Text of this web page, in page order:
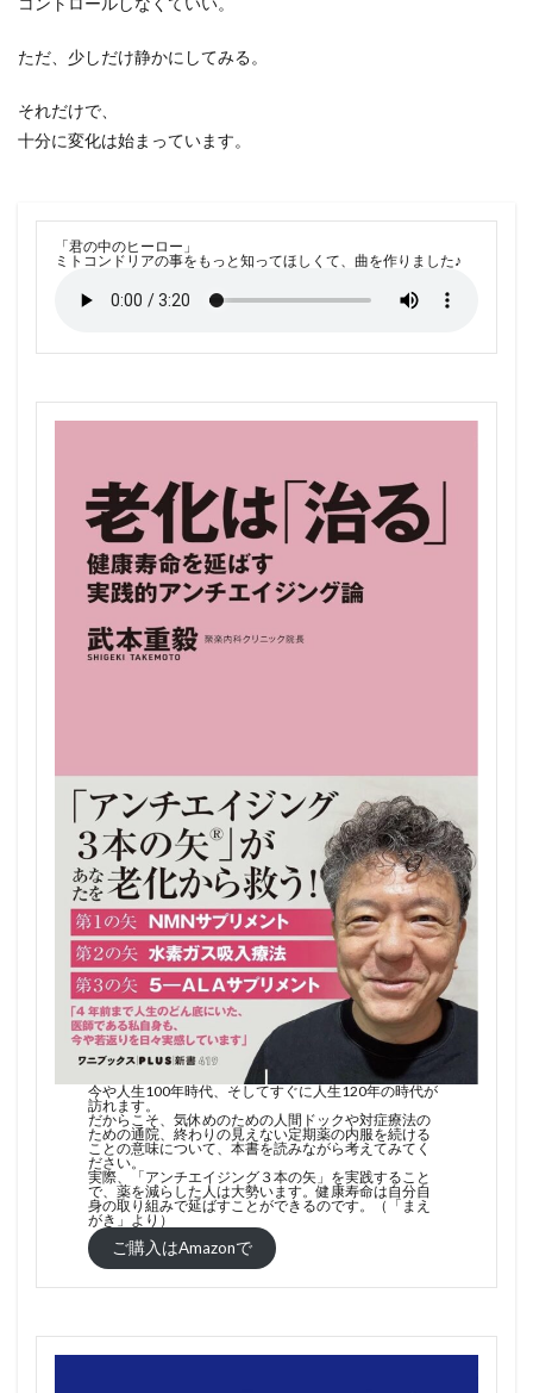
ただ、少しだけ静かにしてみる。
それだけで、
十分に変化は始まっています。
「君の中のヒーロー」
ミトコンドリアの事をもっと知ってほしくて、曲を作りました♪
今や人生100年時代、そしてすぐに人生120年の時代が
訪れます。
だからこそ、気休めのための人間ドックや対症療法の
ための通院、終わりの見えない定期薬の内服を続ける
ことの意味について、本書を読みながら考えてみてく
ださい。
実際、「アンチエイジング３本の矢」を実践すること
で、薬を減らした人は大勢います。健康寿命は自分自
身の取り組みで延ばすことができるのです。（「まえ
がき」より）
ご購入はAmazonで